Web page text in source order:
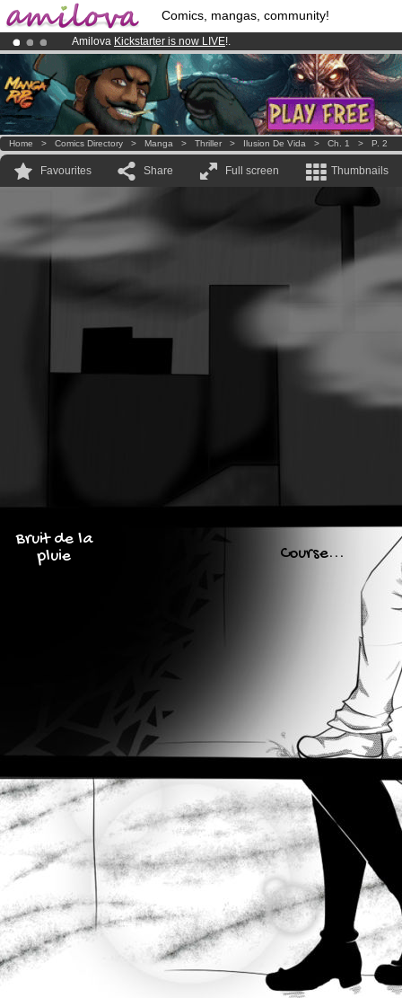
Comics, mangas, community!
Amilova Kickstarter is now LIVE!.
Already 100000membersand 1000comics & mangas!.
Premium membership from3.95 euros per month !Get membership
Home > Comics Directory > Manga > Thriller > Ilusion De Vida > Ch. 1 > P. 2
Favourites Share Full screen Thumbnails
Bruit de la
pluie
Course...